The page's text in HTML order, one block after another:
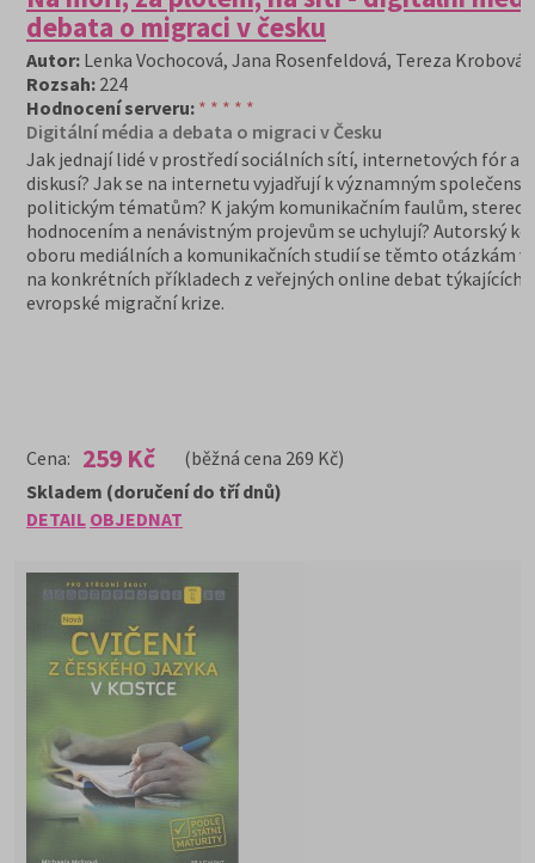
debata o migraci v česku
Autor: Lenka Vochocová, Jana Rosenfeldová, Tereza Krobová
Rozsah: 224
Hodnocení serveru: * * * * *
Digitální média a debata o migraci v Česku
Jak jednají lidé v prostředí sociálních sítí, internetových fór a
diskusí? Jak se na internetu vyjadřují k významným
politickým tématům? K jakým komunikačním faulům,
hodnocením a nenávistným projevům se uchylují? Autorský
oboru mediálních a komunikačních studií se těmto otázkám
na konkrétních příkladech z veřejných online debat týkajících
evropské migrační krize.
Cena: 259 Kč (běžná cena 269 Kč)
DETAIL OBJEDNAT
Skladem (doručení do tří dnů)